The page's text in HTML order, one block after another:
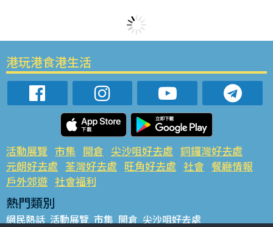
港玩港食港生活
活動展覽 市集 開倉 尖沙咀好去處 銅鑼灣好去處
元朗好去處 荃灣好去處 旺角好去處 社會 餐廳情報
戶外郊遊 社會福利
熱門類別
網民熱話 活動展覽 市集 開倉 尖沙咀好去處